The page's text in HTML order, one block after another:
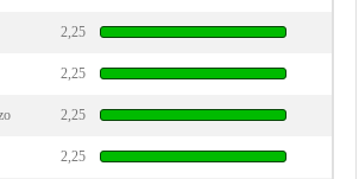
2,25
2,25
2,25
2,25